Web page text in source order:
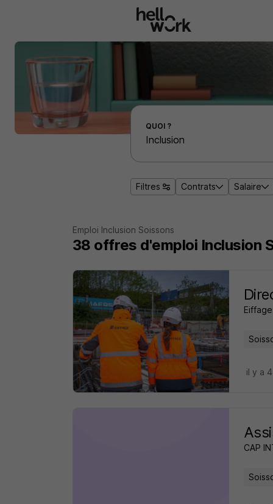
Effectuer une recherche d'emploi par localité
QUOI ?
Filtres Contrats Salaire
Emploi Inclusion Soissons
38 offres d'emploi Inclusion
il y a
CAP